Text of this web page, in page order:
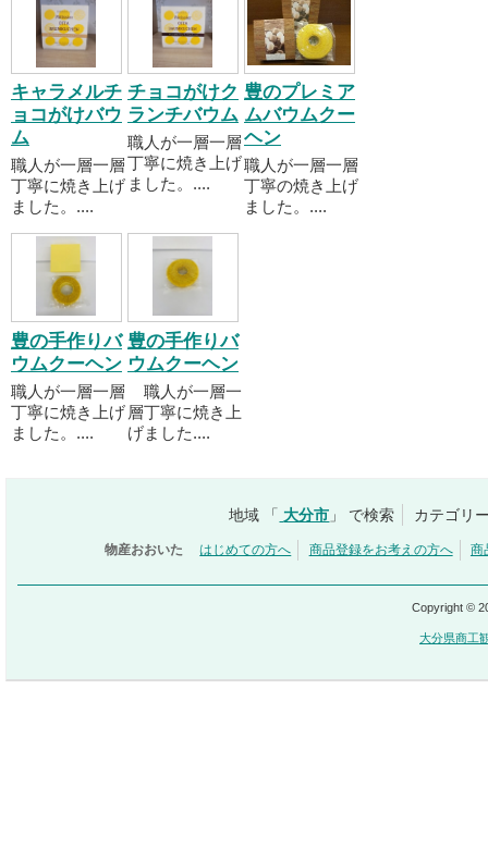
キャラメルチ
ョコがけバウ
ム
職人が一層一層
丁寧に焼き上げ
ました。....
チョコがけク
ランチバウム
職人が一層一層
丁寧に焼き上げ
ました。....
豊のプレミア
ムバウムクー
ヘン
職人が一層一層
丁寧の焼き上げ
ました。....
豊の手作りバ
ウムクーヘン
職人が一層一層
丁寧に焼き上げ
ました。....
豊の手作りバ
ウムクーヘン
職人が一層一
層丁寧に焼き上
げました....
地域 「 大分市 」 で検索 カテゴリ
物産おおいた はじめての方へ 商品登録をお考えの方へ 商
Copyright ©
大分県商工